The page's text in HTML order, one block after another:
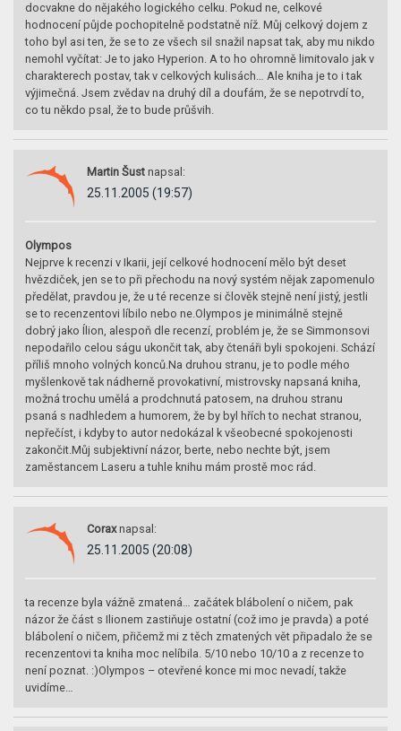
docvakne do nějakého logického celku. Pokud ne, celkové
hodnocení půjde pochopitelně podstatně níž. Můj celkový dojem z
toho byl asi ten, že se to ze všech sil snažil napsat tak, aby mu nikdo
nemohl vyčítat: Je to jako Hyperion. A to ho ohromně limitovalo jak v
charakterech postav, tak v celkových kulisách… Ale kniha je to i tak
výjimečná. Jsem zvědav na druhý díl a doufám, že se nepotrvdí to,
co tu někdo psal, že to bude průšvih.
Martin Šust napsal:
25.11.2005 (19:57)
Olympos
Nejprve k recenzi v Ikarii, její celkové hodnocení mělo být deset
hvězdiček, jen se to při přechodu na nový systém nějak zapomenulo
předělat, pravdou je, že u té recenze si člověk stejně není jistý, jestli
se to recenzentovi líbilo nebo ne.Olympos je minimálně stejně
dobrý jako Ílion, alespoň dle recenzí, problém je, že se Simmonsovi
nepodařilo celou ságu ukončit tak, aby čtenáři byli spokojeni. Schází
příliš mnoho volných konců.Na druhou stranu, je to podle mého
myšlenkově tak nádherně provokativní, mistrovsky napsaná kniha,
možná trochu umělá a prodchnutá patosem, na druhou stranu
psaná s nadhledem a humorem, že by byl hřích to nechat stranou,
nepřečíst, i kdyby to autor nedokázal k všeobecné spokojenosti
zakončit.Můj subjektivní názor, berte, nebo nechte být, jsem
zaměstancem Laseru a tuhle knihu mám prostě moc rád.
Corax napsal:
25.11.2005 (20:08)
ta recenze byla vážně zmatená… začátek blábolení o ničem, pak
názor že část s Ilionem zastiňuje ostatní (což imo je pravda) a poté
blábolení o ničem, přičemž mi z těch zmatených vět připadalo že se
recenzentovi ta kniha moc nelíbila. 5/10 nebo 10/10 a z recenze to
není poznat. :)Olympos – otevřené konce mi moc nevadí, takže
uvidíme…